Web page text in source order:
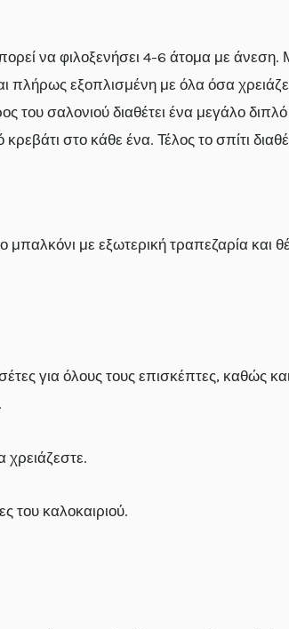
να φιλοξενήσει 4-6 άτομα με
πλήρως εξοπλισμένη με όλα όσα
του σαλονιού διαθέτει ένα μεγάλο
στο κάθε ένα. Τέλος το σπίτι
με εξωτερική τραπεζαρία και
για όλους τους επισκέπτες, καθώς και
χρειάζεστε.
του καλοκαιριού.